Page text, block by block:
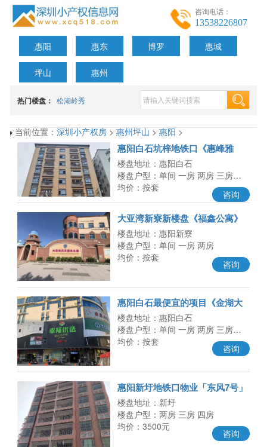
咨询电话：
13538226807
惠阳 惠东 博罗 惠城
坪山 惠州
热门楼盘： 松湖岭秀
当前位置：深圳小产权房>惠州坪山>惠阳>
惠阳白石坑梓地铁口《惠峰雅
阁》没想到这么便宜呀，总价8万
起
楼盘地址：惠阳白石
楼盘户型：单间 一房 两房 三房…
均价：按套
咨询
大亚湾新寮新楼盘《福鑫公寓》
真心便宜呀，总价8万一套起，能
楼盘地址：惠阳新寮
楼盘户型：单间 一房 两房
均价：按套
咨询
惠阳白石最便宜的项目《金湖大
厦》总价7.8万起，带有装修的电
楼盘地址：惠阳白石
楼盘户型：单间 一房 两房 三房…
均价：按套
咨询
惠阳新圩地铁口物业「东风7号」
深圳一步之遥 精装毛坯任选 总
楼盘地址：新圩
楼盘户型：两房 三房 四房
均价：3500元
咨询